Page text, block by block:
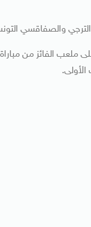
والصفاقسي
ملعب الفائز من